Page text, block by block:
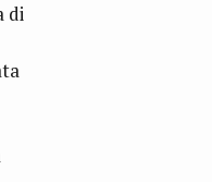
di